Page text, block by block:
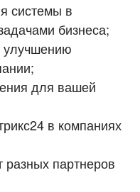
системы в
бизнеса;
улучшению
для вашей
в компаниях
разных партнеров